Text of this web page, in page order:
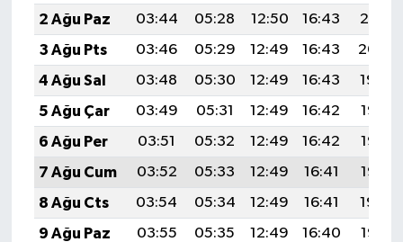
2 Ağu Paz
03:44 05:28 12:50 16:43
20:01
3 Ağu Pts
03:46 05:29 12:49 16:43
20:00
4 Ağu Sal
03:48 05:30 12:49 16:43
19:59
5 Ağu Çar
03:49 05:31 12:49 16:42
19:58
6 Ağu Per
03:51 05:32 12:49 16:42
19:56
7 Ağu Cum
03:52 05:33 12:49 16:41
19:55
8 Ağu Cts
03:54 05:34 12:49 16:41
19:54
9 Ağu Paz
03:55 05:35 12:49 16:40
19:53